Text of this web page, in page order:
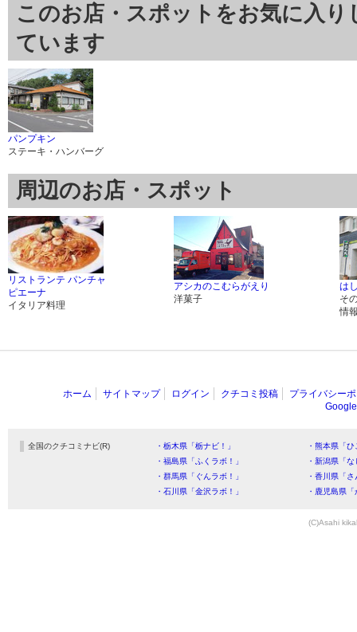
このお店・スポットをお気に入
ています
パンプキン
ステーキ・ハンバーグ
周辺のお店・スポット
リストランテ パンチャ
ピエーナ
イタリア料理
アシカのこむらがえり
洋菓子
は
そ
情
ホーム サイトマップ ログイン クチコミ投稿
プライバシー
全国のクチコミナビ(R) ・栃木県「栃ナビ！」
・熊本県「
・福島県「ふくラボ！」
・新潟県「
・群馬県「ぐんラボ！」
・香川県「
・石川県「金沢ラボ！」
・鹿児島県
(C)Asahi